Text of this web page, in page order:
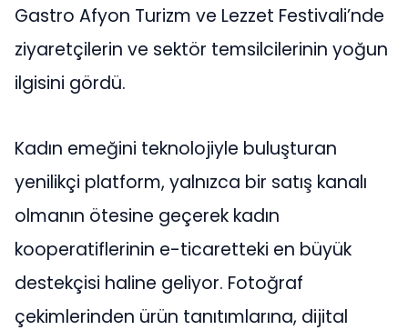
Gastro Afyon Turizm ve Lezzet Festivali’nde
ziyaretçilerin ve sektör temsilcilerinin yoğun
ilgisini gördü.
Kadın emeğini teknolojiyle buluşturan
yenilikçi platform, yalnızca bir satış kanalı
olmanın ötesine geçerek kadın
kooperatiflerinin e-ticaretteki en büyük
destekçisi haline geliyor. Fotoğraf
çekimlerinden ürün tanıtımlarına, dijital